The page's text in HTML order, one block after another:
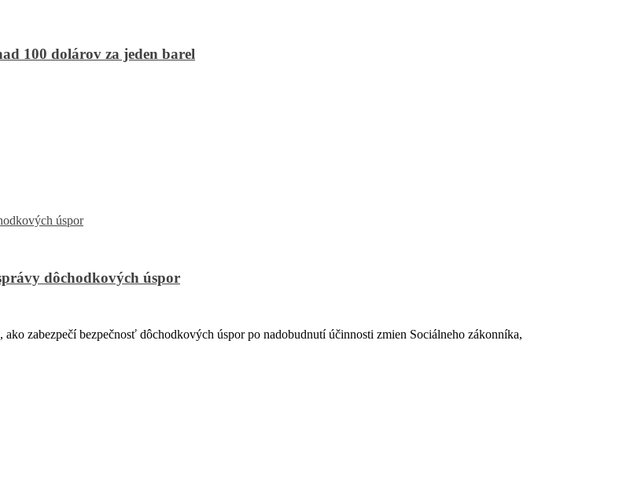
100 dolárov za jeden barel
dôchodkových úspor
zabezpečí bezpečnosť dôchodkových úspor po nadobudnutí účinnosti zmien Sociálneho zákonníka,